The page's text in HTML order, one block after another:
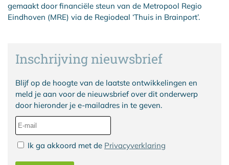
gemaakt door financiële steun van de Metropool Regio
Eindhoven (MRE) via de Regiodeal ‘Thuis in Brainport’.
Inschrijving nieuwsbrief
Blijf op de hoogte van de laatste ontwikkelingen en
meld je aan voor de nieuwsbrief over dit onderwerp
door hieronder je e-mailadres in te geven.
Ik ga akkoord met de Privacyverklaring